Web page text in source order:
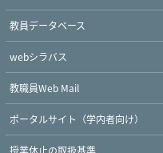
教員データベース
webシラバス
教職員Web Mail
ポータルサイト（学内者向け）
授業休止の取扱基準